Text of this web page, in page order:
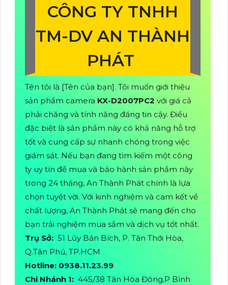
CÔNG TY TNHH
TM-DV AN THÀNH
PHÁT
Tên tôi là [Tên của bạn]. Tôi muốn giới thiệu
sản phẩm camera KX-D2007PC2 với giá cả
phải chăng và tính năng đáng tin cậy. Điều
đặc biệt là sản phẩm này có khả năng hỗ trợ
tốt và cung cấp sự nhanh chóng trong việc
giám sát. Nếu bạn đang tìm kiếm một công
ty uy tín để mua và bảo hành sản phẩm này
trong 24 tháng, An Thành Phát chính là lựa
chọn tuyệt vời. Với kinh nghiệm và cam kết về
chất lượng, An Thành Phát sẽ mang đến cho
bạn trải nghiệm mua sắm và dịch vụ tốt nhất.
Trụ Sở: 51 Lũy Bán Bích, P. Tân Thới Hòa,
Q.Tân Phú, TP.HCM
Hotline: 0938.11.23.99
Chi Nhánh 1: 445/38 Tân Hòa Đông,P Bình